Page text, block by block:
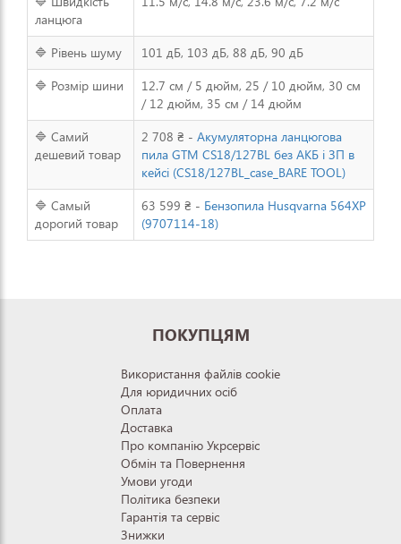
ланцюга
🔷 Рівень шуму
101 дБ, 103 дБ, 88 дБ, 90 дБ
🔷 Розмір шини
12.7 см / 5 дюйм, 25 / 10 дюйм, 30 см
/ 12 дюйм, 35 см / 14 дюйм
🔷 Самий
дешевий товар
2 708 ₴ - Акумуляторна ланцюгова
пила GTM CS18/127BL без АКБ і ЗП в
кейсі (CS18/127BL_case_BARE TOOL)
🔷 Самый
дорогий товар
63 599 ₴ - Бензопила Husqvarna 564XP
(9707114-18)
ПОКУПЦЯМ
Використання файлів cookie
Для юридичних осіб
Оплата
Доставка
Про компанію Укрсервіс
Обмін та Повернення
Умови угоди
Політика безпеки
Гарантія та сервіс
Знижки